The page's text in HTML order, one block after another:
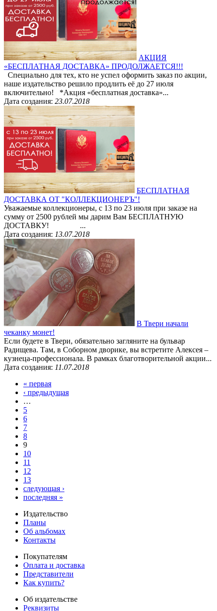
АКЦИЯ
«БЕСПЛАТНАЯ ДОСТАВКА» ПРОДОЛЖАЕТСЯ!!!
Специально для тех, кто не успел оформить заказ по акции,
наше издательство решило продлить её до 27 июля
включительно! *Акция «бесплатная доставка»...
Дата создания: 23.07.2018
БЕСПЛАТНАЯ
ДОСТАВКА ОТ "КОЛЛЕКЦИОНЕРЪ"!
Уважаемые коллекционеры, с 13 по 23 июля при заказе на
сумму от 2500 рублей мы дарим Вам БЕСПЛАТНУЮ
ДОСТАВКУ! ...
Дата создания: 13.07.2018
В Твери начали
чеканку монет!
Если будете в Твери, обязательно загляните на бульвар
Радищева. Там, в Соборном дворике, вы встретите Алексея –
кузнеца-профессионала. В рамках благотворительной акции...
Дата создания: 11.07.2018
« первая
‹ предыдущая
…
5
6
7
8
9
10
11
12
13
следующая ›
последняя »
Издательство
Планы
Об альбомах
Контакты
Покупателям
Оплата и доставка
Представители
Как купить?
Об издательстве
Реквизиты